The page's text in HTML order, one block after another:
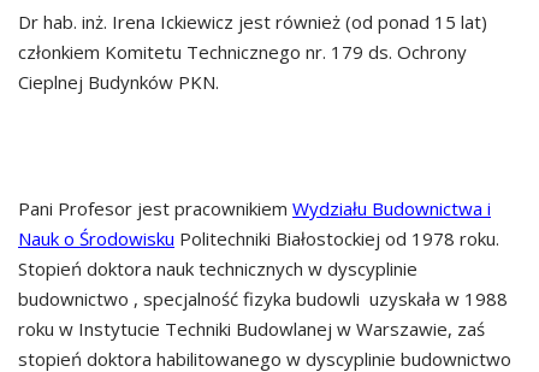
Dr hab. inż. Irena Ickiewicz jest również (od ponad 15 lat)
członkiem Komitetu Technicznego nr. 179 ds. Ochrony
Cieplnej Budynków PKN.
Pani Profesor jest pracownikiem Wydziału Budownictwa i
Nauk o Środowisku Politechniki Białostockiej od 1978 roku.
Stopień doktora nauk technicznych w dyscyplinie
budownictwo , specjalność fizyka budowli uzyskała w 1988
roku w Instytucie Techniki Budowlanej w Warszawie, zaś
stopień doktora habilitowanego w dyscyplinie budownictwo